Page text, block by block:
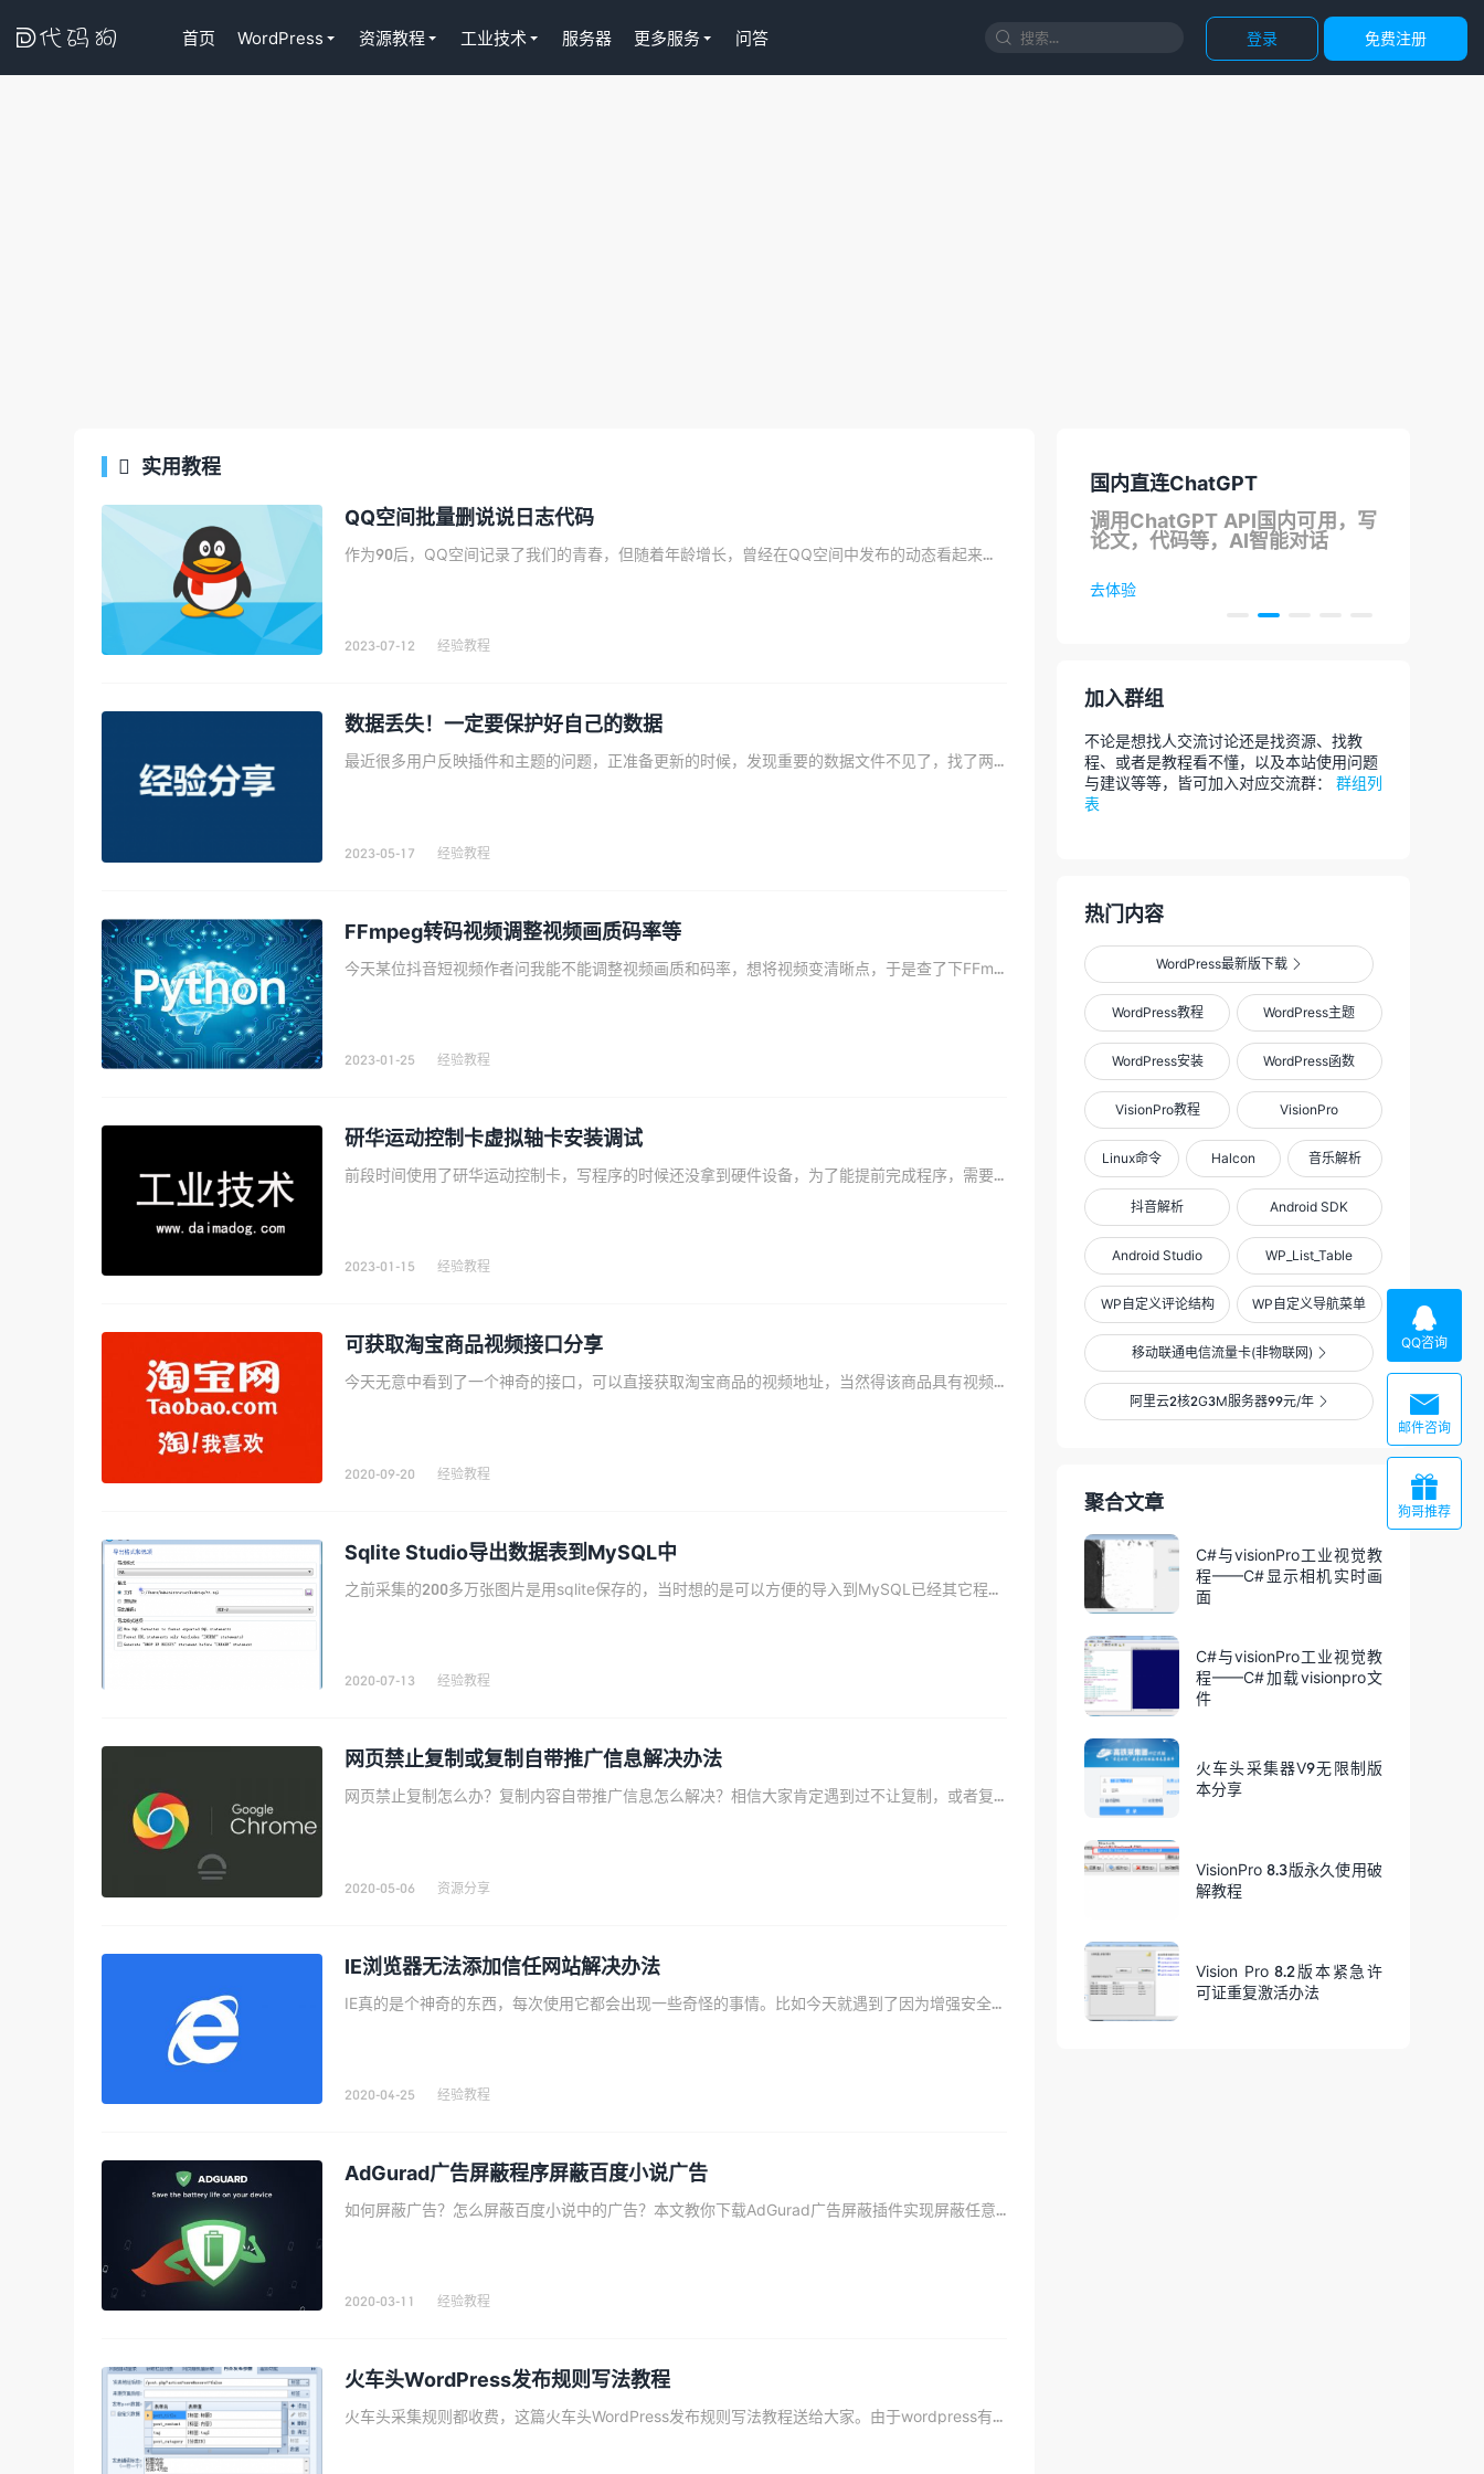
 登录 免费注册

首页 WordPress 资源教程 工业技术 服务器 更多服务 问答
 实用教程
QQ空间批量删说说日志代码
作为90后，QQ空间记录了我们的青春，但随着年龄增长，曾经在QQ空间中发布的动态看起来是那么的扎眼，...
2023-07-12 经验教程
数据丢失！一定要保护好自己的数据
最近很多用户反映插件和主题的问题，正准备更新的时候，发现重要的数据文件不见了，找了两小时都没找到多余...
2023-05-17 经验教程
FFmpeg转码视频调整视频画质码率等
今天某位抖音短视频作者问我能不能调整视频画质和码率，想将视频变清晰点，于是查了下FFmpeg的指令，...
2023-01-25 经验教程
研华运动控制卡虚拟轴卡安装调试
前段时间使用了研华运动控制卡，写程序的时候还没拿到硬件设备，为了能提前完成程序，需要使用研华提供的虚...
2023-01-15 经验教程
可获取淘宝商品视频接口分享
今天无意中看到了一个神奇的接口，可以直接获取淘宝商品的视频地址，当然得该商品具有视频简介才行，否则是...
2020-09-20 经验教程
Sqlite Studio导出数据表到MySQL中
之前采集的200多万张图片是用sqlite保存的，当时想的是可以方便的导入到MySQL已经其它程序中...
2020-07-13 经验教程
网页禁止复制或复制自带推广信息解决办法
网页禁止复制怎么办？复制内容自带推广信息怎么解决？相信大家肯定遇到过不让复制，或者复制后有网址在内容...
2020-05-06 资源分享
IE浏览器无法添加信任网站解决办法
IE真的是个神奇的东西，每次使用它都会出现一些奇怪的事情。比如今天就遇到了因为增强安全配置导致的网页...
2020-04-25 经验教程
AdGurad广告屏蔽程序屏蔽百度小说广告
如何屏蔽广告？怎么屏蔽百度小说中的广告？本文教你下载AdGurad广告屏蔽插件实现屏蔽任意你想屏蔽的...
2020-03-11 经验教程
火车头WordPress发布规则写法教程
火车头采集规则都收费，这篇火车头WordPress发布规则写法教程送给大家。由于wordpress有...
WordPress正版Tutor LMS在线
国内直连ChatGPT
调用ChatGPT API国内可用，写
论文，代码等，AI智能对话
去体验
加入群组
不论是想找人交流讨论还是找资源、找教
程、或者是教程看不懂，以及本站使用问题
与建议等等，皆可加入对应交流群： 群组列
表
热门内容
WordPress最新版下载 
WordPress教程 WordPress主题
WordPress安装 WordPress函数
VisionPro教程 VisionPro
Linux命令 Halcon 音乐解析
抖音解析 Android SDK
Android Studio WP_List_Table
WP自定义评论结构 WP自定义导航菜单
移动联通电信流量卡(非物联网) 
阿里云2核2G3M服务器99元/年 
聚合文章
C#与visionPro工业视觉教
程——C#显示相机实时画
面
C#与visionPro工业视觉教
程——C#加载visionpro文
件
火车头采集器V9无限制版
本分享
VisionPro 8.3版永久使用破
解教程
Vision Pro 8.2版本紧急许
可证重复激活办法

QQ咨询

邮件咨询

狗哥推荐